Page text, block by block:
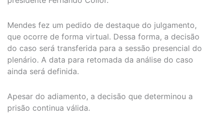
Mendes fez um pedido de destaque do julgamento,
que ocorre de forma virtual. Dessa forma, a decisão
do caso será transferida para a sessão presencial do
plenário. A data para retomada da análise do caso
ainda será definida.
Apesar do adiamento, a decisão que determinou a
prisão continua válida.